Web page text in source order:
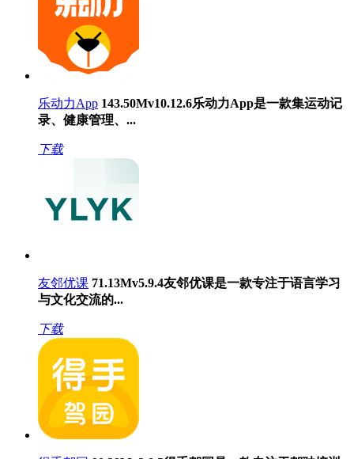
乐动力App 143.50Mv10.12.6乐动力App是一款集运动记
录、健康管理、...
下载
友邻优课 71.13Mv5.9.4友邻优课是一款专注于语言学习
与文化交流的...
下载